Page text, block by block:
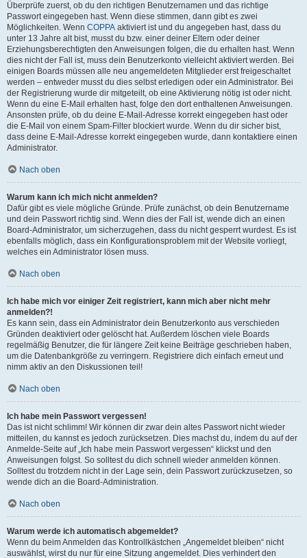
Überprüfe zuerst, ob du den richtigen Benutzernamen und das richtige
Passwort eingegeben hast. Wenn diese stimmen, dann gibt es zwei
Möglichkeiten. Wenn COPPA aktiviert ist und du angegeben hast, dass du
unter 13 Jahre alt bist, musst du bzw. einer deiner Eltern oder deiner
Erziehungsberechtigten den Anweisungen folgen, die du erhalten hast. Wenn
dies nicht der Fall ist, muss dein Benutzerkonto vielleicht aktiviert werden. Bei
einigen Boards müssen alle neu angemeldeten Mitglieder erst freigeschaltet
werden – entweder musst du dies selbst erledigen oder ein Administrator. Bei
der Registrierung wurde dir mitgeteilt, ob eine Aktivierung nötig ist oder nicht.
Wenn du eine E-Mail erhalten hast, folge den dort enthaltenen Anweisungen.
Ansonsten prüfe, ob du deine E-Mail-Adresse korrekt eingegeben hast oder
die E-Mail von einem Spam-Filter blockiert wurde. Wenn du dir sicher bist,
dass deine E-Mail-Adresse korrekt eingegeben wurde, dann kontaktiere einen
Administrator.
Nach oben
Warum kann ich mich nicht anmelden?
Dafür gibt es viele mögliche Gründe. Prüfe zunächst, ob dein Benutzername
und dein Passwort richtig sind. Wenn dies der Fall ist, wende dich an einen
Board-Administrator, um sicherzugehen, dass du nicht gesperrt wurdest. Es ist
ebenfalls möglich, dass ein Konfigurationsproblem mit der Website vorliegt,
welches ein Administrator lösen muss.
Nach oben
Ich habe mich vor einiger Zeit registriert, kann mich aber nicht mehr
anmelden?!
Es kann sein, dass ein Administrator dein Benutzerkonto aus verschieden
Gründen deaktiviert oder gelöscht hat. Außerdem löschen viele Boards
regelmäßig Benutzer, die für längere Zeit keine Beiträge geschrieben haben,
um die Datenbankgröße zu verringern. Registriere dich einfach erneut und
nimm aktiv an den Diskussionen teil!
Nach oben
Ich habe mein Passwort vergessen!
Das ist nicht schlimm! Wir können dir zwar dein altes Passwort nicht wieder
mitteilen, du kannst es jedoch zurücksetzen. Dies machst du, indem du auf der
Anmelde-Seite auf „Ich habe mein Passwort vergessen“ klickst und den
Anweisungen folgst. So solltest du dich schnell wieder anmelden können.
Solltest du trotzdem nicht in der Lage sein, dein Passwort zurückzusetzen, so
wende dich an die Board-Administration.
Nach oben
Warum werde ich automatisch abgemeldet?
Wenn du beim Anmelden das Kontrollkästchen „Angemeldet bleiben“ nicht
auswählst, wirst du nur für eine Sitzung angemeldet. Dies verhindert den